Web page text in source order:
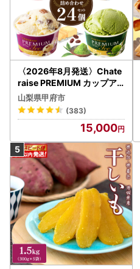
〈2026年8月発送〉Chate
raise PREMIUM カップア
イス 詰合せ 4種 24個 アイ
ス
山梨県甲府市
(383)
15,000